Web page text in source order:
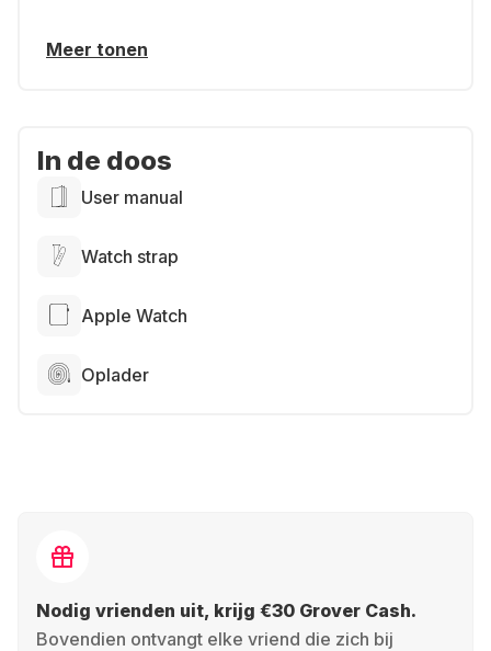
Meer tonen
In de doos
User manual
Watch strap
Apple Watch
Oplader
Nodig vrienden uit, krijg €30 Grover Cash.
Bovendien ontvangt elke vriend die zich bij